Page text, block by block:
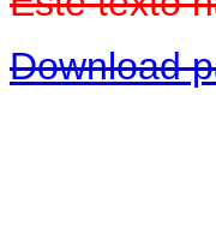
Download